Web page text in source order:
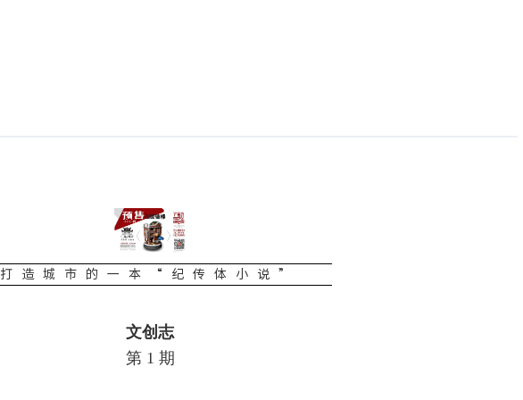
打造城市的一本“纪传体小说”
文创志
第 1 期